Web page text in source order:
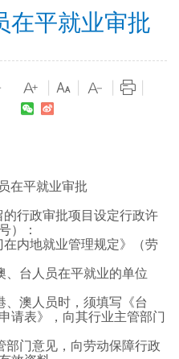
在平就业审批
在平就业审批
行政审批项目设定行政许
）：
内地就业管理规定》（劳
、台人员在平就业的单位
澳人员时，须填写《台
请表》，向其行业主管部门
部门意见，向劳动保障行政